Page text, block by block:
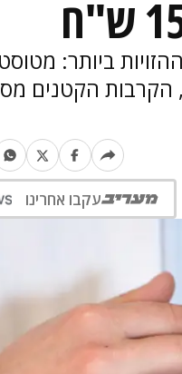
הקרבות הקטנים
עקבו אחרינו